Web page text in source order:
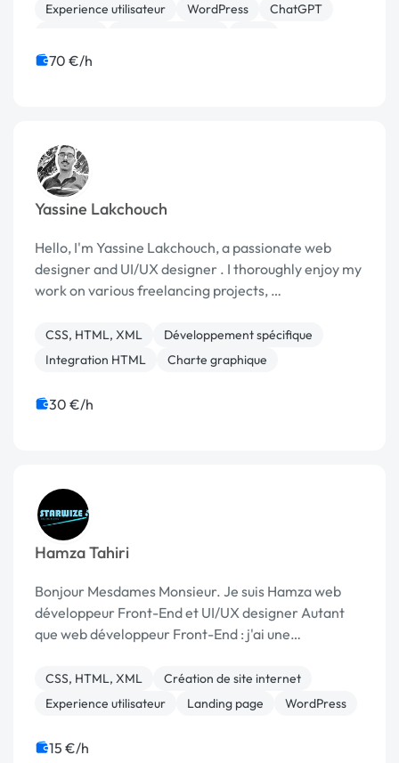
Experience utilisateur
WordPress
ChatGPT
Mise en page
70 €/h
Yassine Lakchouch
Hello, I'm Yassine Lakchouch, a passionate web
designer and UI/UX designer . I thoroughly enjoy my
work on various freelancing projects, …
CSS, HTML, XML
Développement spécifique
Integration HTML
Charte graphique
30 €/h
Hamza Tahiri
Bonjour Mesdames Monsieur. Je suis Hamza web
développeur Front-End et UI/UX designer Autant
que web développeur Front-End : j'ai une
CSS, HTML, XML
Création de site internet
Experience utilisateur
Landing page WordPress
15 €/h